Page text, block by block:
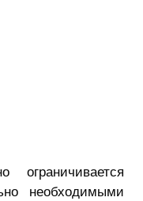
ограничивается
необходимыми